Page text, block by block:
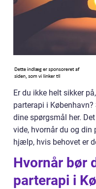
Er du ikke helt sikker
parterapi i
dine spørgsmål her.
vide, hvornår du og din
hjælp, hvis behovet er
Hvornår bør
parterapi i